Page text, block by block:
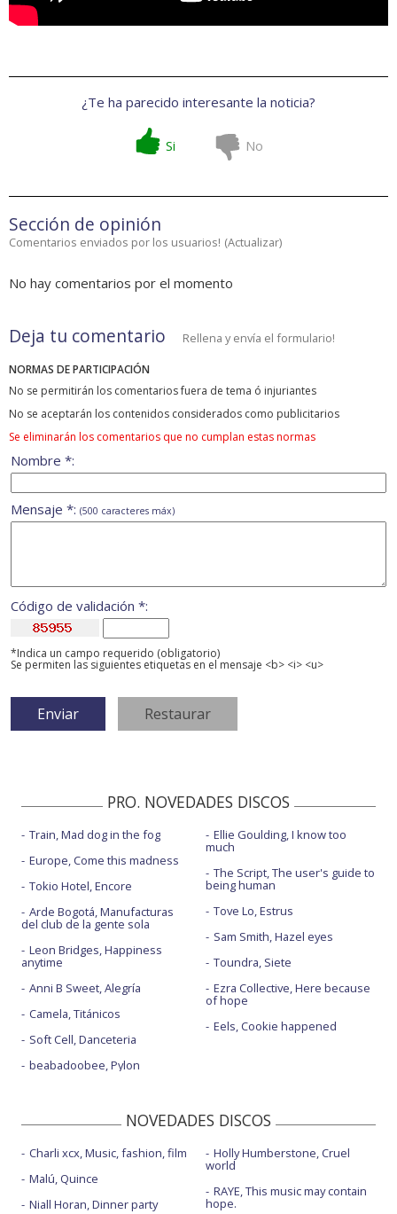
¿Te ha parecido interesante la noticia?
Si No
Sección de opinión
Comentarios enviados por los usuarios! (Actualizar)
No hay comentarios por el momento
Deja tu comentario Rellena y envía el formulario!
NORMAS DE PARTICIPACIÓN
No se permitirán los comentarios fuera de tema ó injuriantes
No se aceptarán los contenidos considerados como publicitarios
Se eliminarán los comentarios que no cumplan estas normas
Nombre *:
Mensaje *: (500 caracteres máx)
Código de validación *:
*Indica un campo requerido (obligatorio)
Se permiten las siguientes etiquetas en el mensaje <b> <i> <u>
PRO. NOVEDADES DISCOS
Train, Mad dog in the fog
Europe, Come this madness
Tokio Hotel, Encore
Arde Bogotá, Manufacturas
del club de la gente sola
Leon Bridges, Happiness
anytime
Anni B Sweet, Alegría
Camela, Titánicos
Soft Cell, Danceteria
beabadoobee, Pylon
Ellie Goulding, I know too
much
The Script, The user's guide to
being human
Tove Lo, Estrus
Sam Smith, Hazel eyes
Toundra, Siete
Ezra Collective, Here because
of hope
Eels, Cookie happened
NOVEDADES DISCOS
Charli xcx, Music, fashion, film
Malú, Quince
Niall Horan, Dinner party
Holly Humberstone, Cruel
world
RAYE, This music may contain
hope.